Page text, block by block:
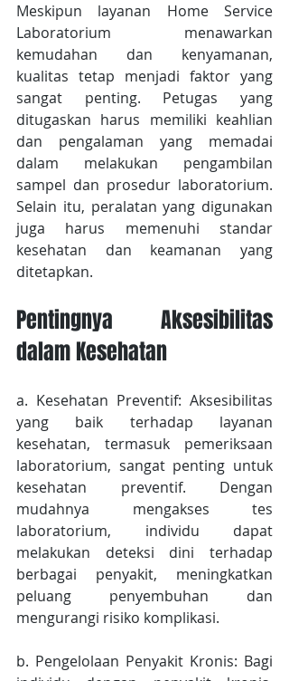
Meskipun layanan Home Service
Laboratorium menawarkan
kemudahan dan kenyamanan,
kualitas tetap menjadi faktor yang
sangat penting. Petugas yang
ditugaskan harus memiliki keahlian
dan pengalaman yang memadai
dalam melakukan pengambilan
sampel dan prosedur laboratorium.
Selain itu, peralatan yang digunakan
juga harus memenuhi standar
kesehatan dan keamanan yang
ditetapkan.
Pentingnya Aksesibilitas
dalam Kesehatan
a. Kesehatan Preventif: Aksesibilitas
yang baik terhadap layanan
kesehatan, termasuk pemeriksaan
laboratorium, sangat penting untuk
kesehatan preventif. Dengan
mudahnya mengakses tes
laboratorium, individu dapat
melakukan deteksi dini terhadap
berbagai penyakit, meningkatkan
peluang penyembuhan dan
mengurangi risiko komplikasi.
b. Pengelolaan Penyakit Kronis: Bagi